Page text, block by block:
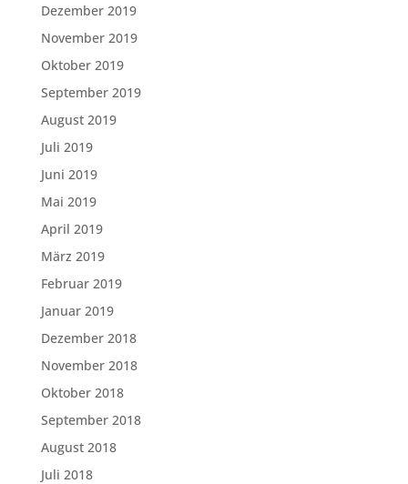
Dezember 2019
November 2019
Oktober 2019
September 2019
August 2019
Juli 2019
Juni 2019
Mai 2019
April 2019
März 2019
Februar 2019
Januar 2019
Dezember 2018
November 2018
Oktober 2018
September 2018
August 2018
Juli 2018